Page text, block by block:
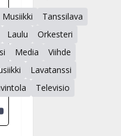
Musiikki
Tanssilava
Laulu
Orkesteri
Media
Viihde
Lavatanssi
Televisio